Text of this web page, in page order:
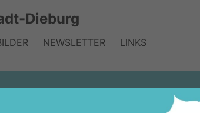
Dieburg
NEWSLETTER LINKS